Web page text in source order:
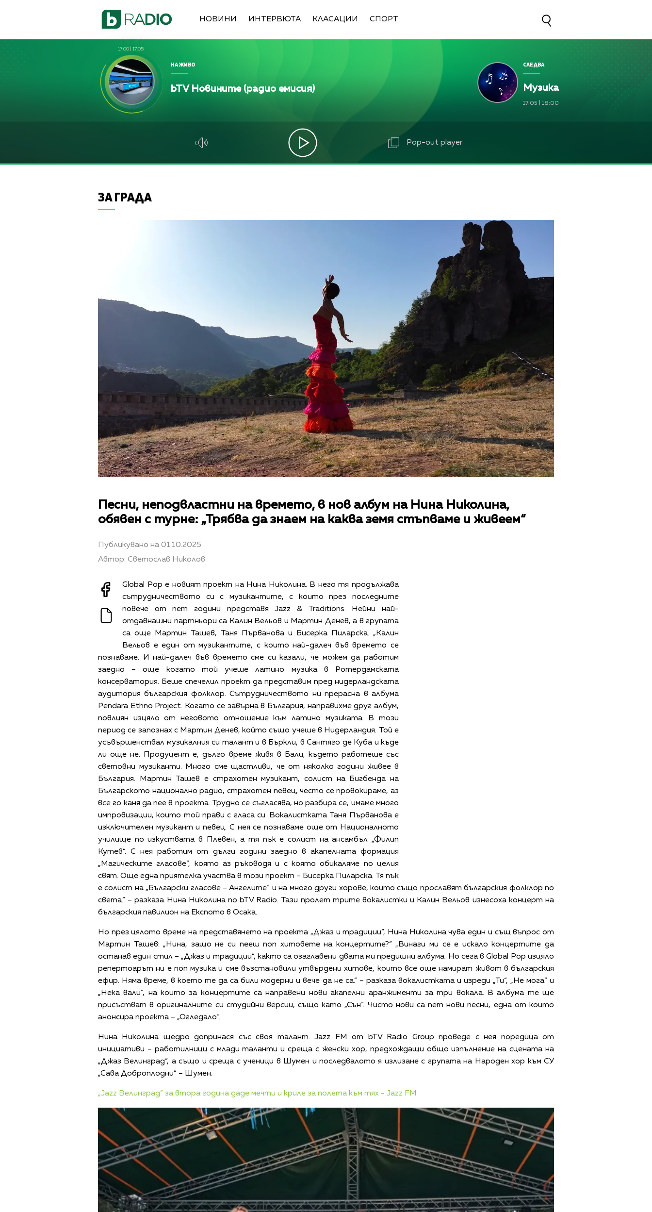
НОВИНИ ИНТЕРВЮТА КЛАСАЦИИ СПОРТ
17:00 17:05
НА ЖИВО
bTV Новините (радио емисия)
СЛЕДВА
Музика
17:05 18:00
Pop-out player
ЗА ГРАДА
Песни, неподвластни на времето, в нов албум на Нина Николина,
обявен с турне: „Трябва да знаем на каква земя стъпваме и живеем“
Публикувано на 01.10.2025
Автор: Светослав Николов
Global Pop е новият проект на Нина Николина. В него тя продължава
сътрудничеството си с музикантите, с които през последните
повече от пет години представя Jazz & Traditions. Нейни най-
отдавнашни партньори са Калин Вельов и Мартин Денев, а в групата
са още Мартин Ташев, Таня Първанова и Бисерка Пиларска. „Калин
Вельов е един от музикантите, с които най-далеч във времето се
познаваме. И най-далеч във времето сме си казали, че можем да работим
заедно – още когато той учеше латино музика в Ротердамската
консерватория. Беше спечелил проект да представим пред нидерландската
аудитория българския фолклор. Сътрудничеството ни прерасна в албума
Pendara Ethno Project. Когато се завърна в България, направихме друг албум,
повлиян изцяло от неговото отношение към латино музиката. В този
период се запознах с Мартин Денев, който също учеше в Нидерландия. Той е
усъвършенствал музикалния си талант и в Бъркли, в Сантяго де Куба и къде
ли още не. Продуцент е, дълго време живя в Бали, където работеше със
световни музиканти. Много сме щастливи, че от няколко години живее в
България. Мартин Ташев е страхотен музикант, солист на Бигбенда на
Българското национално радио, страхотен певец, често се провокираме, аз
все го каня да пее в проекта. Трудно се съгласява, но разбира се, имаме много
импровизации, които той прави с гласа си. Вокалистката Таня Първанова е
изключителен музикант и певец. С нея се познаваме още от Националното
училище по изкуствата в Плевен, а тя пък е солист на ансамбъл „Филип
Кутев“. С нея работим от дълги години заедно в акапелната формация
„Магическите гласове“, която аз ръководя и с която обикаляме по целия
свят. Още една приятелка участва в този проект – Бисерка Пиларска. Тя пък
е солист на „Български гласове – Ангелите“ и на много други хорове, които също прославят българския фолклор по
света.“ – разказа Нина Николина по bTV Radio. Тази пролет трите вокалистки и Калин Вельов изнесоха концерт на
българския павилион на Експото в Осака.
Но през цялото време на представянето на проекта „Джаз и традиции“, Нина Николина чува един и същ въпрос от
Мартин Ташев: „Нина, защо не си пееш поп хитовете на концертите?“ „Винаги ми се е искало концертите да
останав един стил – „Джаз и традиции“, както са озаглавени двата ми предишни албума. Но сега в Global Pop изцяло
репертоарът ни е поп музика и сме възстановили утвърдени хитове, които все още намират живот в българския
ефир. Няма време, в което те да са били модерни и вече да не са.“ – разказа вокалистката и изреди „Ти“, „Не мога“ и
„Нека вали“, на които за концертите са направени нови акапелни аранжименти за три вокала. В албума те ще
присъстват в оригиналните си студийни версии, също като „Сън“. Чисто нови са пет нови песни, една от които
анонсира проекта – „Огледало“.
Нина Николина щедро допринася със своя талант. Jazz FM от bTV Radio Group проведе с нея поредица от
инициативи – работилници с млади таланти и среща с женски хор, предхождащи общо изпълнение на сцената на
„Джаз Велинград“, а също и среща с ученици в Шумен и последвалото я излизане с групата на Народен хор към СУ
„Сава Доброплодни“ – Шумен.
„Jazz Велинград“ за втора година даде мечти и криле за полета към тях - Jazz FM